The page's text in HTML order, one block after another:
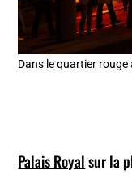
Dans le quartier
Palais Royalsur la